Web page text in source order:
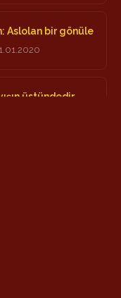
Aslolan bir gönüle
üstündedir